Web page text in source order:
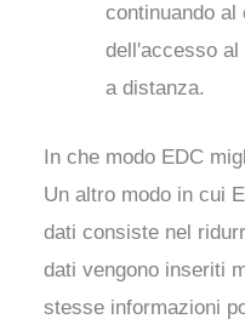
continuando al
dell'accesso al
a distanza.
In che modo EDC
Un altro modo in cui
dati consiste nel
dati vengono inseriti
stesse informazioni